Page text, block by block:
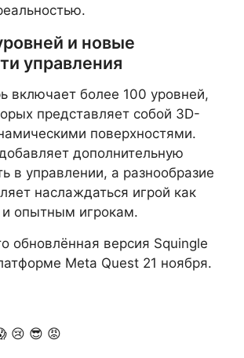
и новые
управления
включает более 100 уровней,
представляет собой 3D-
поверхностями.
дополнительную
в управлении, а разнообразие
наслаждаться игрой как
и опытным игрокам.
обновлённая версия Squingle
Meta Quest 21 ноября.
😢 😎 😡